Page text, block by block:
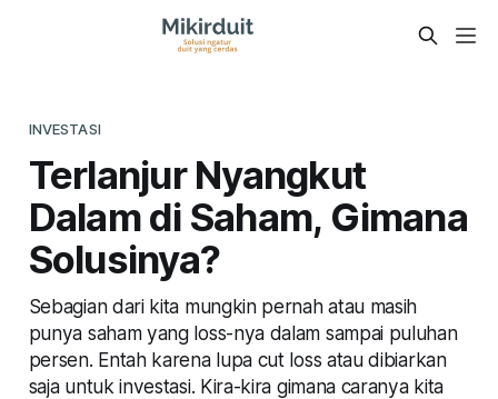
INVESTASI
Terlanjur Nyangkut
Dalam di Saham, Gimana
Solusinya?
Sebagian dari kita mungkin pernah atau masih
punya saham yang loss-nya dalam sampai puluhan
persen. Entah karena lupa cut loss atau dibiarkan
saja untuk investasi. Kira-kira gimana caranya kita